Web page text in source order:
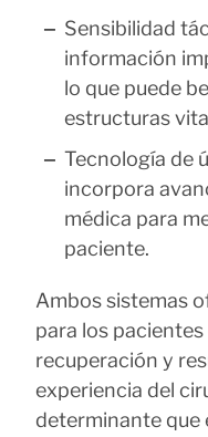
Sensibilidad
información
lo que puede
estructuras
Tecnología de
incorpora
médica para
paciente.
Ambos sistemas
para los
recuperación y
experiencia del
determinante que